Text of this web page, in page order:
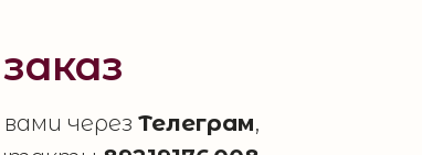
через Телеграм,